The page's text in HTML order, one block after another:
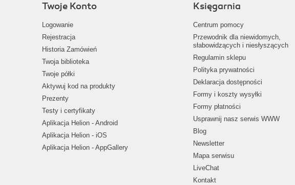
Twoje Konto
Logowanie
Rejestracja
Historia Zamówień
Twoja biblioteka
Twoje półki
Aktywuj kod na produkty
Prezenty
Testy i certyfikaty
Aplikacja Helion - Android
Aplikacja Helion - iOS
Aplikacja Helion - AppGallery
Księgarnia
Centrum pomocy
Przewodnik dla niewidomych,
słabowidzących i niesłyszących
Regulamin sklepu
Polityka prywatności
Deklaracja dostępności
Formy i koszty wysyłki
Formy płatności
Usprawnij nasz serwis WWW
Blog
Newsletter
Mapa serwisu
LiveChat
Kontakt